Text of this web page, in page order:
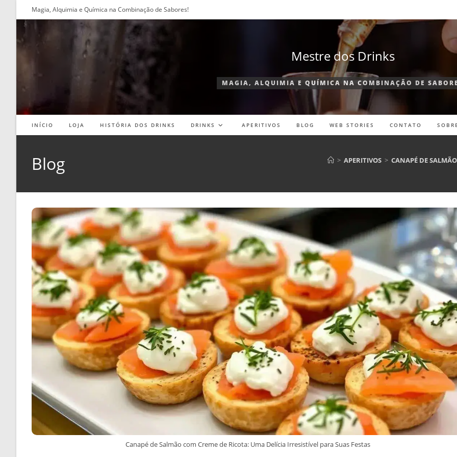
conteúdo
Magia, Alquimia e Química na Combinação de Sabores!
Mestre dos Drinks
MAGIA, ALQUIMIA E QUÍMICA NA COMBINAÇÃO DE
INÍCIO LOJA HISTÓRIA DOS DRINKS DRINKS APERITIVOS BLOG WEB STORIES CONTATO SOBRE
Blog > APERITIVOS > CANAPÉ DE
Canapé de Salmão com Creme de Ricota: Uma Delícia Irresistível para Suas Festas